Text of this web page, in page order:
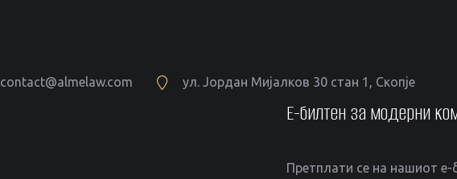
contact@almelaw.com ул. Јордан Мијалков 30 стан 1, Скопје
Е-билтен за модерни
Претплати се на нашиот е-